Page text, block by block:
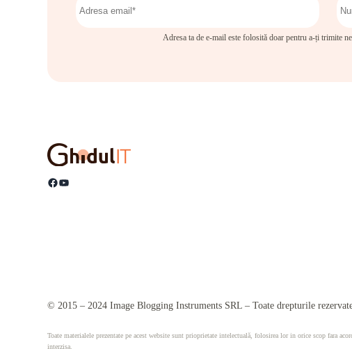
Adresa ta de e-mail este folosită doar pentru a-ți trimite
Facebook YouTube
© 2015 – 2024 Image Blogging Instruments SRL – Toate drepturile
Toate materialele prezentate pe acest website sunt prioprietate intelectuală, folosirea lor in orice scop fara
interzisa.